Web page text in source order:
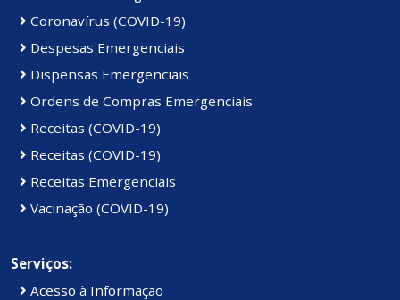
Coronavírus (COVID-19)
Despesas Emergenciais
Dispensas Emergenciais
Ordens de Compras Emergenciais
Receitas (COVID-19)
Receitas (COVID-19)
Receitas Emergenciais
Vacinação (COVID-19)
Serviços:
Acesso à Informação